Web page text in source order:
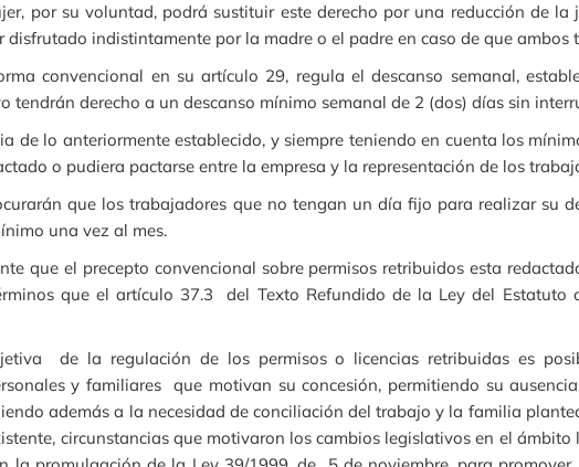
por su voluntad, podrá sustituir este derecho por una reducción de
disfrutado indistintamente por la madre o el padre en caso de que ambos
convencional en su artículo 29, regula el descanso semanal,
tendrán derecho a un descanso mínimo semanal de 2 (dos) días sin
de lo anteriormente establecido, y siempre teniendo en cuenta los
o pudiera pactarse entre la empresa y la representación de los
que los trabajadores que no tengan un día fijo para realizar su
una vez al mes.
que el precepto convencional sobre permisos retribuidos esta
que el artículo 37.3 del Texto Refundido de la Ley del Estatuto
de la regulación de los permisos o licencias retribuidas es
y familiares que motivan su concesión, permitiendo su
además a la necesidad de conciliación del trabajo y la familia
circunstancias que motivaron los cambios legislativos en el